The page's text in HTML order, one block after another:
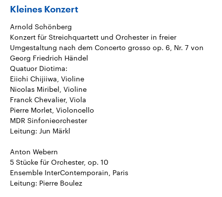
Kleines Konzert
Arnold Schönberg
Konzert für Streichquartett und Orchester in freier
Umgestaltung nach dem Concerto grosso op. 6, Nr. 7 von
Georg Friedrich Händel
Quatuor Diotima:
Eiichi Chijiiwa, Violine
Nicolas Miribel, Violine
Franck Chevalier, Viola
Pierre Morlet, Violoncello
MDR Sinfonieorchester
Leitung: Jun Märkl
Anton Webern
5 Stücke für Orchester, op. 10
Ensemble InterContemporain, Paris
Leitung: Pierre Boulez